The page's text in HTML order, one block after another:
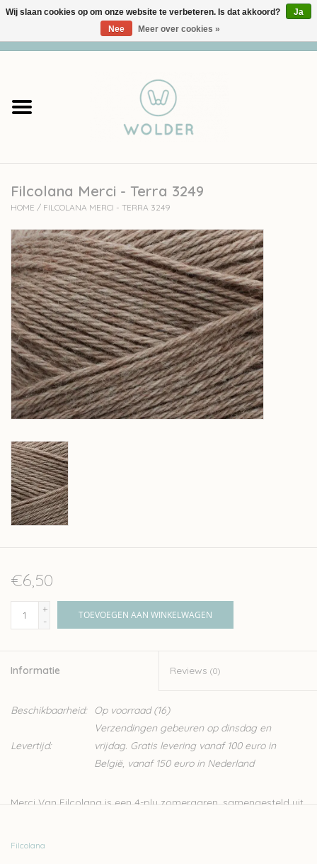
Garens
Accessoires
workshops
Cadeaubon
Solden
Over wolder
Filcolana Merci - Terra 3249
HOME / FILCOLANA MERCI - TERRA 3249
€6,50
+
-
TOEVOEGEN AAN WINKELWAGEN
Informatie Reviews (0)
Beschikbaarheid: Op voorraad(16)
Levertijd:
Verzendingen gebeuren op dinsdag en
vrijdag. Gratis levering vanaf 100 euro in
België, vanaf 150 euro in Nederland
Merci Van Filcolana is een 4-ply zomergaren, samengesteld uit
Filcolana
Wij slaan cookies op om onze website te verbeteren. Is dat akkoord?
Ja
Nee
Meer over cookies »